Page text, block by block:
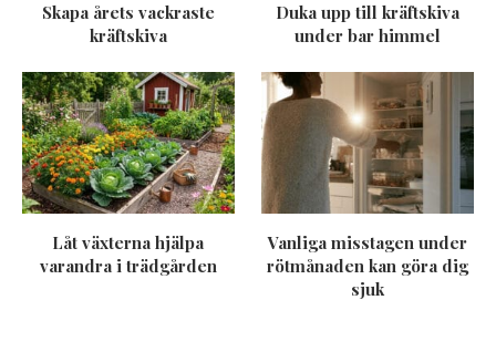
Skapa årets vackraste
kräftskiva
Duka upp till kräftskiva
under bar himmel
Låt växterna hjälpa
varandra i trädgården
Vanliga misstagen under
rötmånaden kan göra dig
sjuk